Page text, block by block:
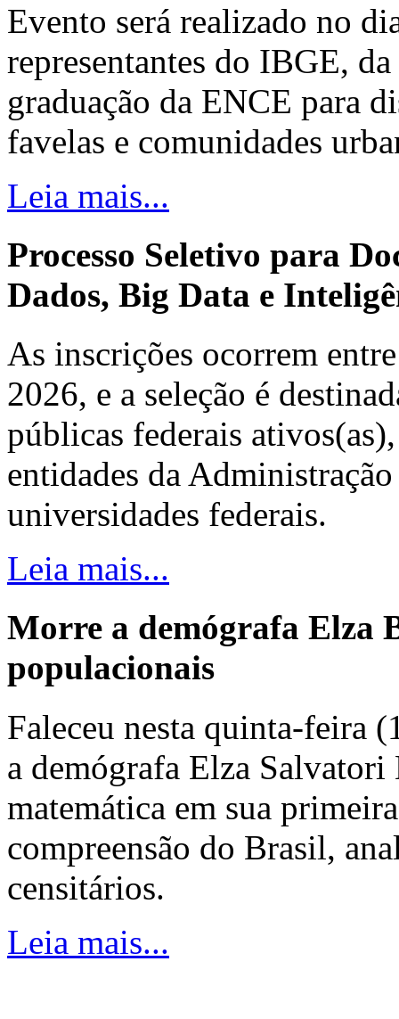
Evento será realizado no
representantes do IBGE,
graduação da ENCE para
favelas e comunidades
Leia mais...
Processo Seletivo para
Dados, Big Data e
As inscrições ocorrem
2026, e a seleção é
públicas federais
entidades da
universidades federais.
Leia mais...
Morre a demógrafa Elza
populacionais
Faleceu nesta quinta-feira
a demógrafa Elza
matemática em sua
compreensão do Brasil,
censitários.
Leia mais...